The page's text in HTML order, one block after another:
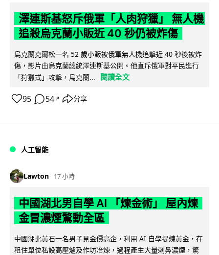
澤連斯基怒斥俄軍「人肉狩獵」 無人機
追殺烏克蘭小販近 40 秒仍被炸傷
烏克蘭克爾松一名 52 歲小販被俄軍無人機追擊近 40 秒後被炸
傷，影片由烏克蘭總統澤連斯基公開。他直斥俄軍對平民進行
「狩獵式」攻擊，烏克蘭...
閱讀全文
95 54 ↗ 分享
人工智能
Lawton 17 小時
中國湖北男自學 AI 「煉金術」 屋內煉
金冒濃煙驚動全區
中國湖北黃石一名男子見金價高企，利用 AI 自學提煉黃金，在
租住單位私設高壓爐及作坊冶煉，過程產生大量刺鼻濃煙，驚